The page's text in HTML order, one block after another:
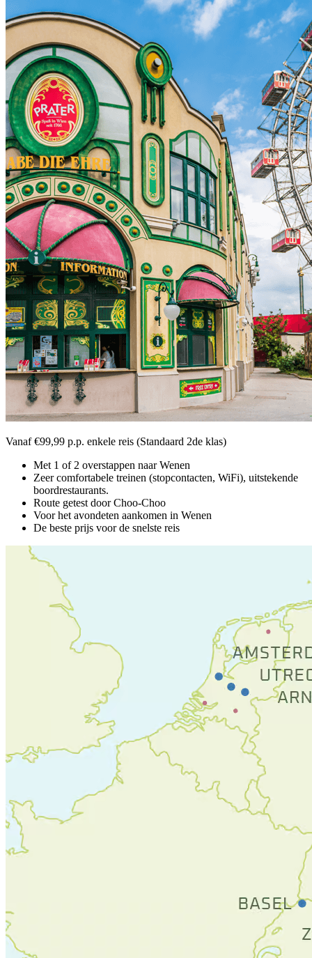
Vanaf €99,99 p.p. enkele reis (Standaard 2de klas)
Met 1 of 2 overstappen naar Wenen
Zeer comfortabele treinen (stopcontacten, WiFi), uitstekende
boordrestaurants.
Route getest door Choo-Choo
Voor het avondeten aankomen in Wenen
De beste prijs voor de snelste reis